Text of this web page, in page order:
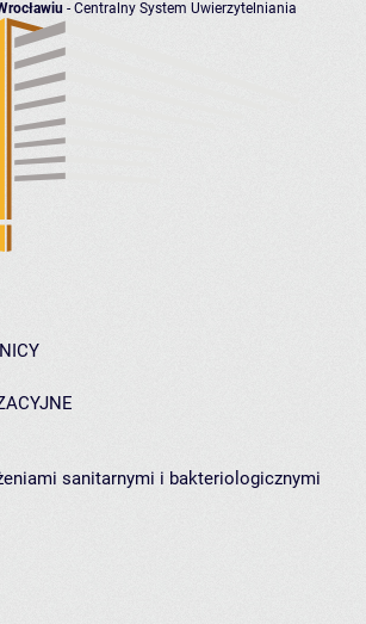
- Centralny System Uwierzytelniania
sanitarnymi i bakteriologicznymi